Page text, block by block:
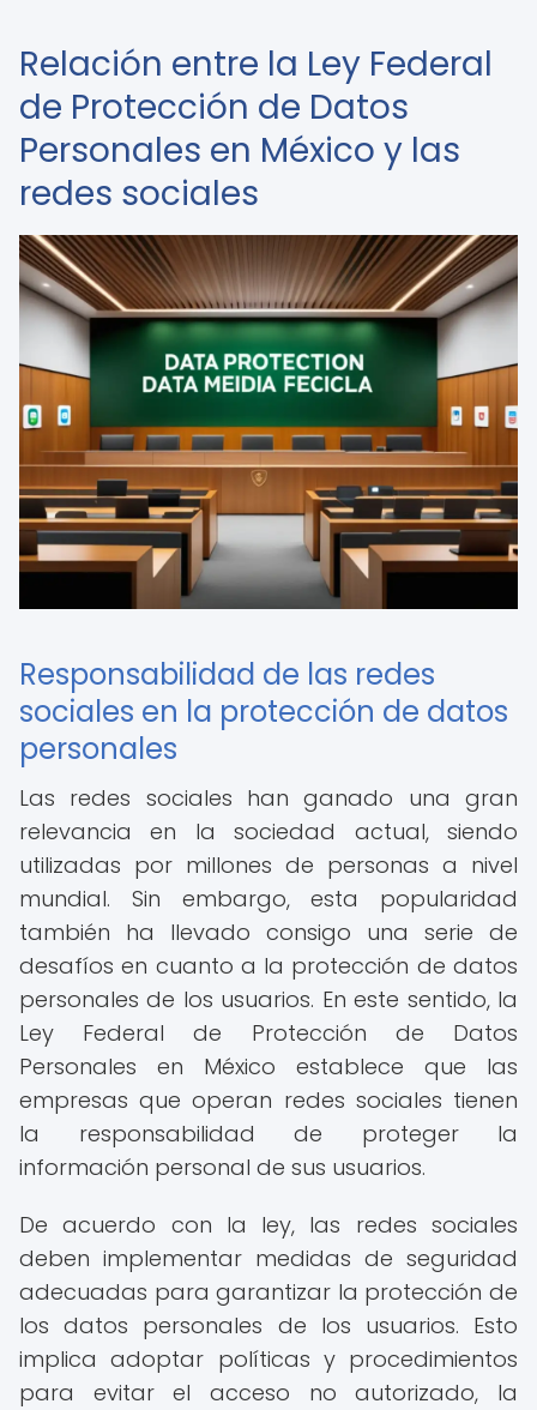
Relación entre la Ley Federal
de Protección de Datos
Personales en México y las
redes sociales
Responsabilidad de las redes
sociales en la protección de datos
personales
Las redes sociales han ganado una gran
relevancia en la sociedad actual, siendo
utilizadas por millones de personas a nivel
mundial. Sin embargo, esta popularidad
también ha llevado consigo una serie de
desafíos en cuanto a la protección de datos
personales de los usuarios. En este sentido, la
Ley Federal de Protección de Datos
Personales en México establece que las
empresas que operan redes sociales tienen
la responsabilidad de proteger la
información personal de sus usuarios.
De acuerdo con la ley, las redes sociales
deben implementar medidas de seguridad
adecuadas para garantizar la protección de
los datos personales de los usuarios. Esto
implica adoptar políticas y procedimientos
para evitar el acceso no autorizado, la